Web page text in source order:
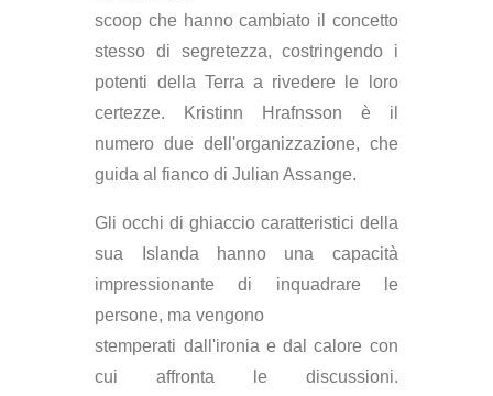
scoop che hanno cambiato il concetto
stesso di segretezza, costringendo i
potenti della Terra a rivedere le loro
certezze. Kristinn Hrafnsson è il
numero due dell'organizzazione, che
guida al fianco di Julian Assange.
Gli occhi di ghiaccio caratteristici della
sua Islanda hanno una capacità
impressionante di inquadrare le
persone, ma vengono
stemperati dall'ironia e dal calore con
cui affronta le discussioni.